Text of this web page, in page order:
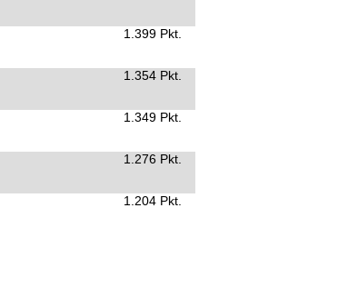
1.399 Pkt.
1.354 Pkt.
1.349 Pkt.
1.276 Pkt.
1.204 Pkt.